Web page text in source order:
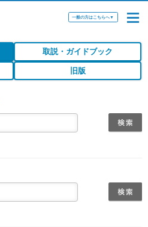
一般の方はこちらへ▼
取説・ガイドブック
旧版